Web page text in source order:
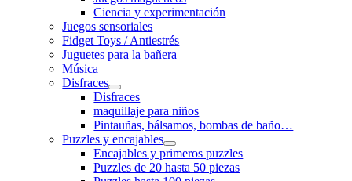
Ciencia y experimentación
Juegos sensoriales
Fidget Toys / Antiestrés
Juguetes para la bañera
Música
Disfraces
Disfraces
maquillaje para niños
Pintauñas, bálsamos, bombas de baño…
Puzzles y encajables
Encajables y primeros puzzles
Puzzles de 20 hasta 50 piezas